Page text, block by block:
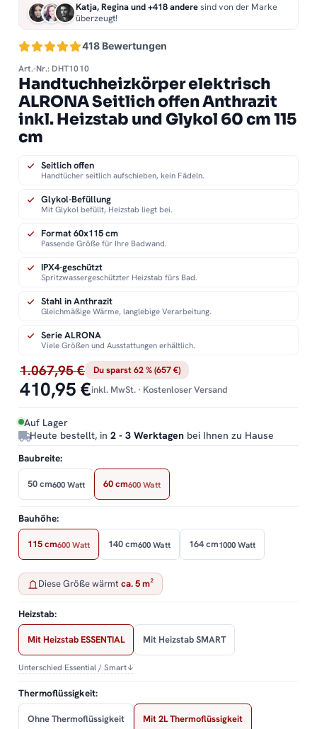
418 Bewertungen
Katja, Regina und +418 anderesind von der Marke
überzeugt!
Art.-Nr.: DHT1010
Handtuchheizkörper elektrisch
ALRONA Seitlich offen Anthrazit
inkl. Heizstab und Glykol 60 cm 115
cm
1.067,95 € Du sparst 62 % (657 €)
410,95 €inkl. MwSt. · Kostenloser Versand
Auf Lager
Heute bestellt, in 2 - 3 Werktagen bei Ihnen zu Hause
Seitlich offen
Handtücher seitlich aufschieben, kein Fädeln.
Glykol-Befüllung
Mit Glykol befüllt, Heizstab liegt bei.
Format 60x115 cm
Passende Größe für Ihre Badwand.
IPX4-geschützt
Spritzwassergeschützter Heizstab fürs Bad.
Stahl in Anthrazit
Gleichmäßige Wärme, langlebige Verarbeitung.
Serie ALRONA
Viele Größen und Ausstattungen erhältlich.
Baubreite:
50 cm600 Watt 60 cm600 Watt
Bauhöhe:
115 cm600 Watt 140 cm600 Watt 164 cm1000 Watt
Diese Größe wärmt ca. 5 m²
Heizstab:
Mit Heizstab ESSENTIAL Mit Heizstab SMART
Unterschied Essential / Smart↓
Thermoflüssigkeit:
Ohne Thermoflüssigkeit Mit 2L Thermoflüssigkeit